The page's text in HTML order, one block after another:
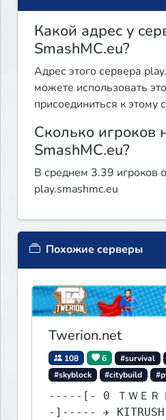
Какой адрес у
SmashMC.eu?
Адрес этого сервера
можете использовать
присоединиться к этому
Сколько игроков
SmashMC.eu?
В среднем 3.39 игроков
play.smashmc.eu
Похожие серверы
Twerion.net
108 6 #survival
#skyblock
#citybuild
-----[- 0 ＴＷＥＲＩＯＮ.ＮＥＴ 0
-]----- ✈ KITRUSH